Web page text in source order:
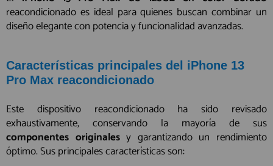
reacondicionado es ideal para quienes buscan combinar un
diseño elegante con potencia y funcionalidad avanzadas.
Características principales del iPhone 13
Pro Max reacondicionado
Este dispositivo reacondicionado ha sido revisado
exhaustivamente, conservando la mayoría de sus
componentes originalesy garantizando un rendimiento
óptimo. Sus principales características son: